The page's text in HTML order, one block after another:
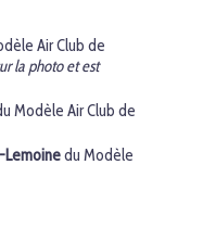
Air Club de
la photo et est
Modèle Air Club de
Lemoinedu Modèle